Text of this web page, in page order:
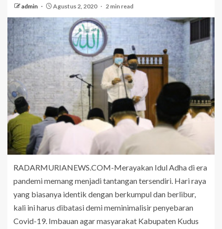
admin Agustus 2, 2020 2 min read
RADARMURIANEWS.COM-Merayakan Idul Adha di era
pandemi memang menjadi tantangan tersendiri. Hari raya
yang biasanya identik dengan berkumpul dan berlibur,
kali ini harus dibatasi demi meminimalisir penyebaran
Covid-19. Imbauan agar masyarakat Kabupaten Kudus